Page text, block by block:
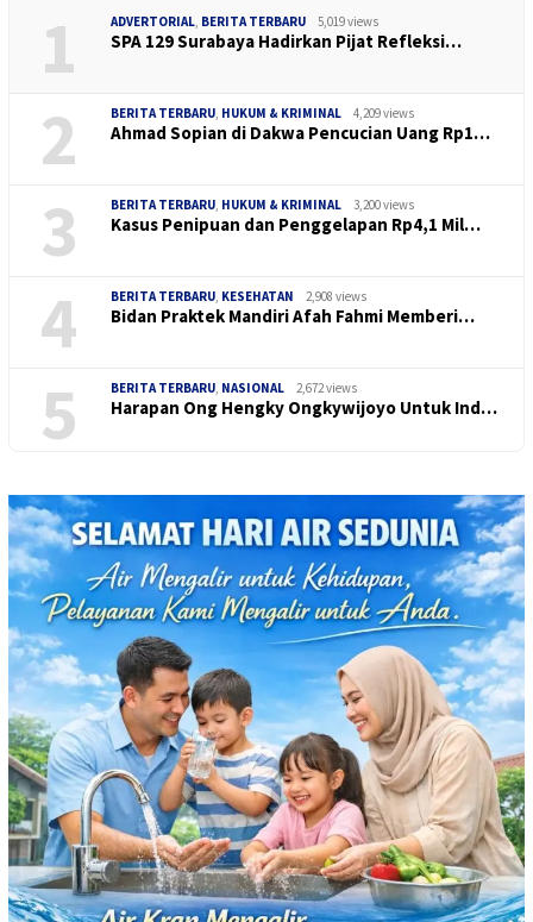
1 ADVERTORIAL BERITA TERBARU 5,019 views
SPA 129 Surabaya Hadirkan Pijat Refleksi…
2 BERITA TERBARU HUKUM & KRIMINAL 4,209 views
Ahmad Sopian di Dakwa Pencucian Uang Rp1…
3 BERITA TERBARU HUKUM & KRIMINAL 3,200 views
Kasus Penipuan dan Penggelapan Rp4,1 Mil…
4 BERITA TERBARU KESEHATAN 2,908 views
Bidan Praktek Mandiri Afah Fahmi Memberi…
5 BERITA TERBARU NASIONAL 2,672 views
Harapan Ong Hengky Ongkywijoyo Untuk Ind…